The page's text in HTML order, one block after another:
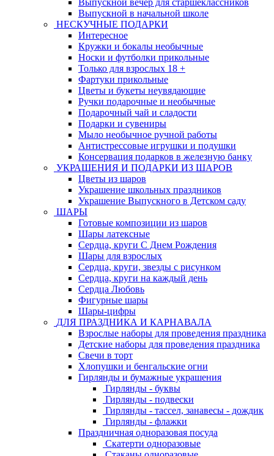
Выпускной вечер для старшеклассников
Выпускной в начальной школе
НЕСКУЧНЫЕ ПОДАРКИ
Интересное
Кружки и бокалы необычные
Носки и футболки прикольные
Только для взрослых 18 +
Фартуки прикольные
Цветы и букеты неувядающие
Ручки подарочные и необычные
Подарочный чай и сладости
Подарки и сувениры
Мыло необычное ручной работы
Антистрессовые игрушки и подушки
Консервация подарков в железную банку
УКРАШЕНИЯ И ПОДАРКИ ИЗ ШАРОВ
Цветы из шаров
Украшение школьных праздников
Украшение Выпускного в Детском саду
ШАРЫ
Готовые композиции из шаров
Шары латексные
Сердца, круги С Днем Рождения
Шары для взрослых
Сердца, круги, звезды с рисунком
Сердца, круги на каждый день
Сердца Любовь
Фигурные шары
Шары-цифры
ДЛЯ ПРАЗДНИКА И КАРНАВАЛА
Взрослые наборы для проведения праздника
Детские наборы для проведения праздника
Свечи в торт
Хлопушки и бенгальские огни
Гирлянды и бумажные украшения
Гирлянды - буквы
Гирлянды - подвески
Гирлянды - тассел, занавесы - дождик
Гирлянды - флажки
Праздничная одноразовая посуда
Скатерти одноразовые